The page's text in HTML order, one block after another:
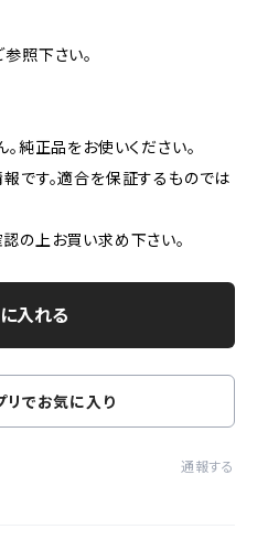
照下さい。
純正品をお使いください。
です。適合を保証するものでは
上お買い求め下さい。
入れる
リでお気に入り
通報する